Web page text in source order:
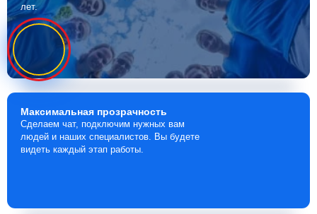
лет.
Максимальная прозрачность
Сделаем чат, подключим нужных вам
людей и наших специалистов. Вы будете
видеть каждый этап работы.